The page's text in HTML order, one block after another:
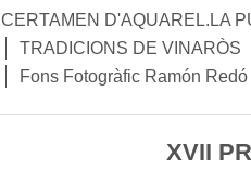
CERTAMEN D'AQUAREL.LA
TRADICIONS DE VINARÒS
Fons Fotogràfic Ramón Redó
XVII